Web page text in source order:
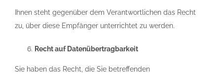
Ihnen steht gegenüber dem Verantwortlichen das Recht
zu, über diese Empfänger unterrichtet zu werden.
Recht auf Datenübertragbarkeit
Sie haben das Recht, die Sie betreffenden